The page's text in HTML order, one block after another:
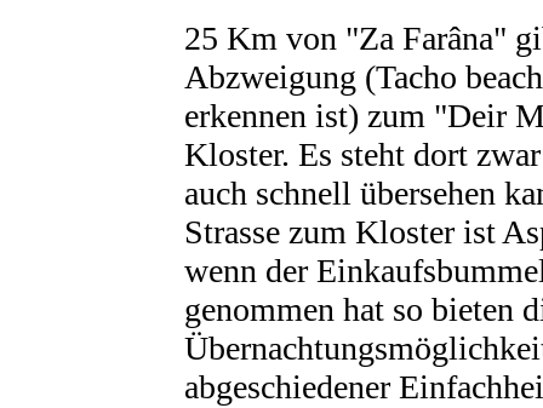
25 Km von "Za Farâna"
Abzweigung (Tacho
erkennen ist) zum "Deir
Kloster. Es steht dort
auch schnell übersehen
Strasse zum Kloster ist
wenn der
genommen hat so bieten
abgeschiedener